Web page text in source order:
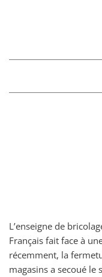
L’enseigne de
Français fait face à
récemment, la
magasins a secoué le